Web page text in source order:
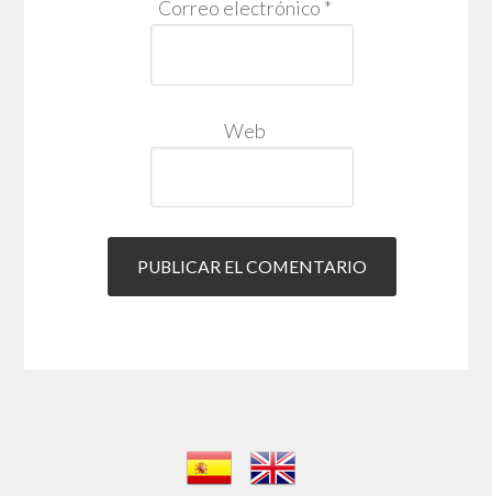
Correo electrónico *
Web